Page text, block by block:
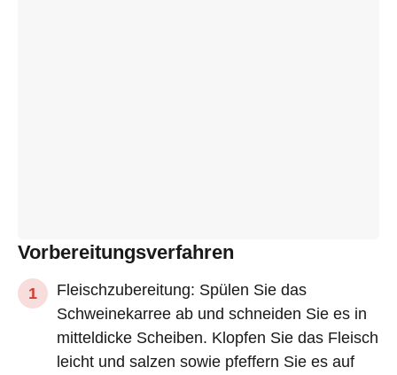
Vorbereitungsverfahren
Fleischzubereitung: Spülen Sie das
Schweinekarree ab und schneiden Sie es in
mitteldicke Scheiben. Klopfen Sie das Fleisch
leicht und salzen sowie pfeffern Sie es auf